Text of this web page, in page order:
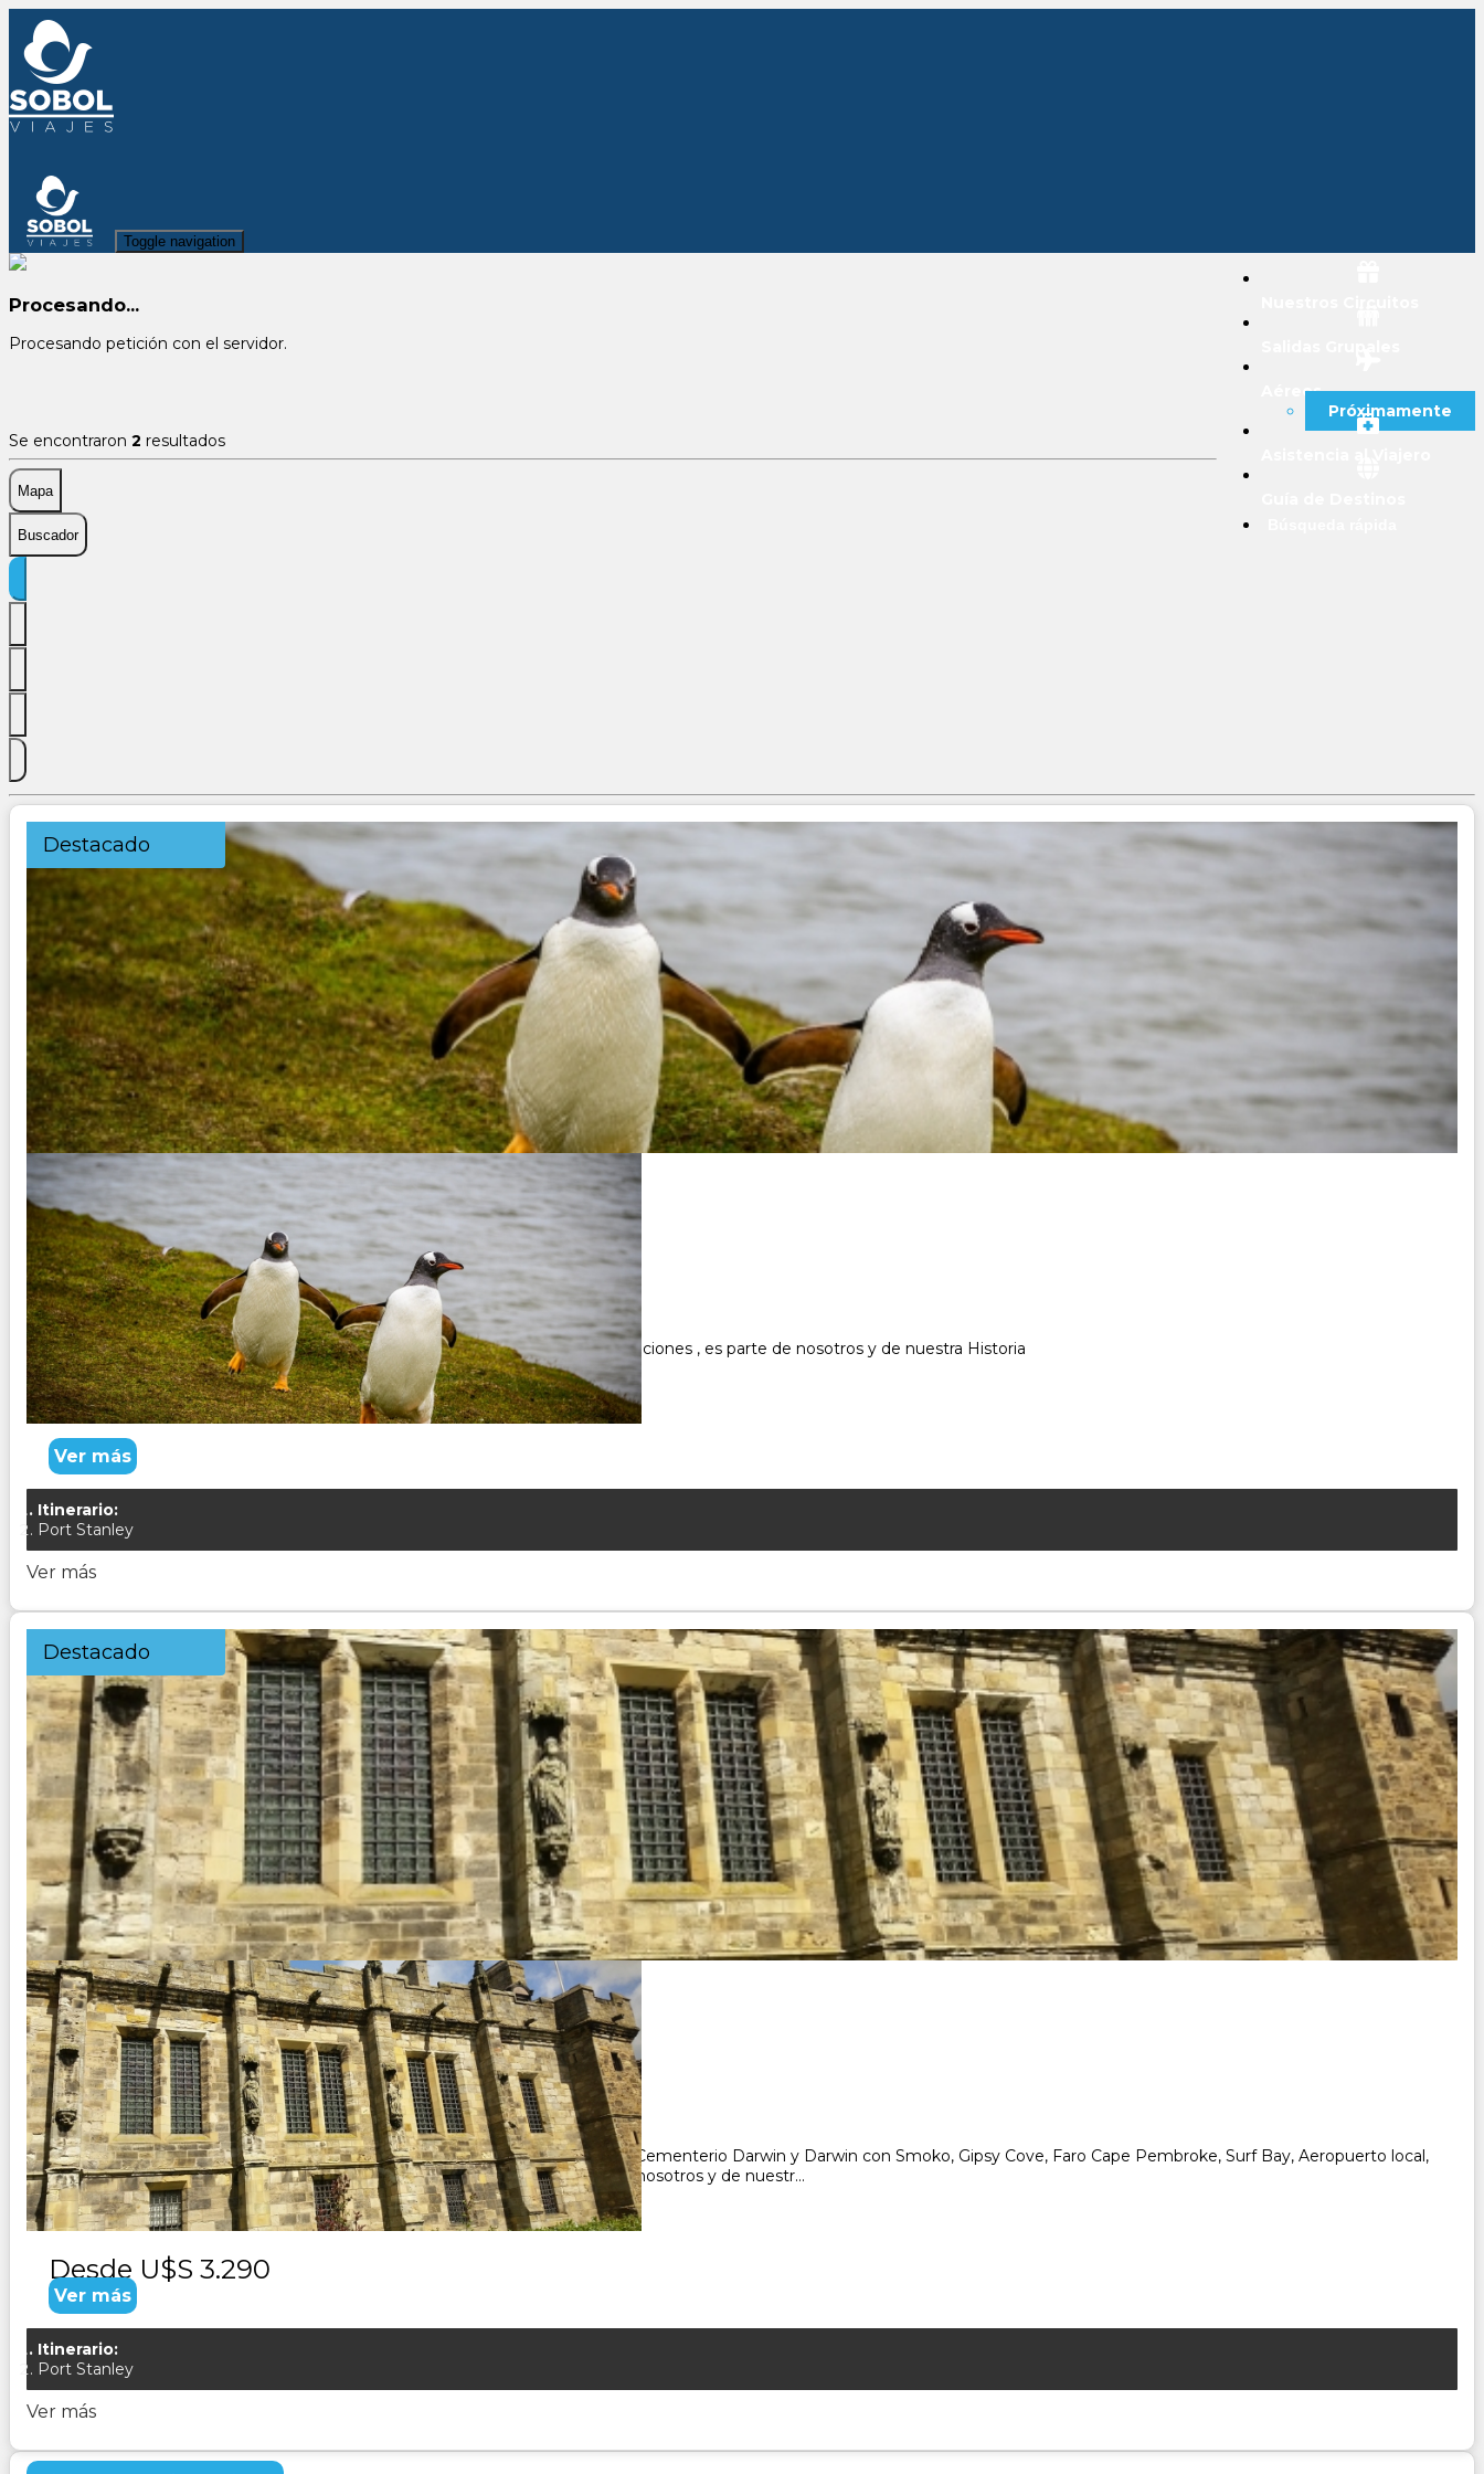
Toggle navigation
Aéreos
Próximamente
Procesando...
Procesando petición con el servidor.
Se encontraron 2 resultados
Mapa
Buscador
Destacado
MALVINAS CLÁSICO 7 Noches – 8 Dias
Duración:
8Días 7Noches
Paquete Turistico de 8 dias 7 noches. Malvinas despierta sentimientos y emociones , es parte de nosotros y de nuestra Historia
Ver más
Itinerario:
Port Stanley
Ver más
Destacado
MALVINAS HISTORICO - 8 Días
Duración:
8Días
Noches
Paquete Turistico de 8 dias 7 noches visitando las Islas Malvinas recorriendo Cementerio Darwin y Darwin con Smoko, Gipsy Cove, Faro Cape Pembroke, Surf Bay, Aeropuerto local,
Campos Minados. Malvinas despierta sentimientos y emociones, es parte de nosotros y de nuestr...
Desde U$S 3.290
Ver más
Itinerario:
Port Stanley
Ver más